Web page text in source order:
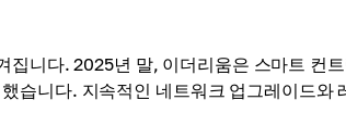
집니다. 2025년 말, 이더리움은 스마트 컨
습니다. 지속적인 네트워크 업그레이드와